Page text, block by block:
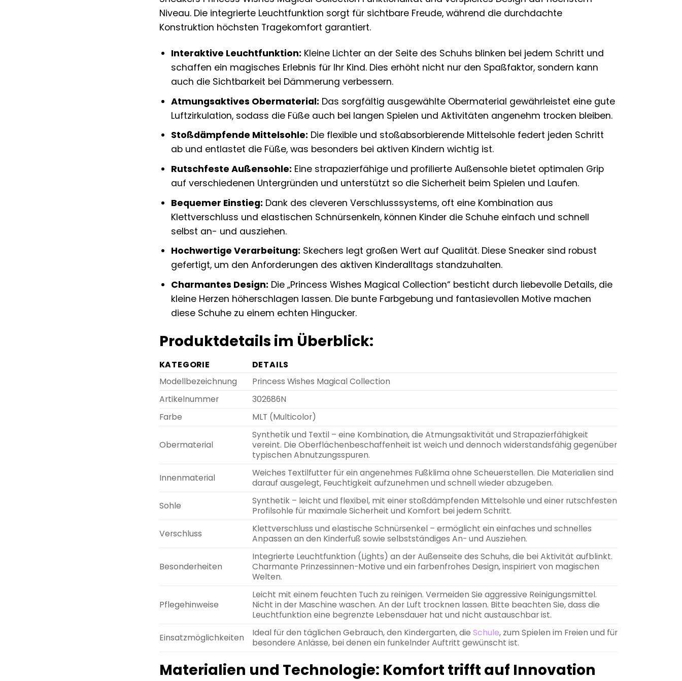
Niveau. Die integrierte Leuchtfunktion sorgt für sichtbare Freude, während die durchdachte
Konstruktion höchsten Tragekomfort garantiert.
Interaktive Leuchtfunktion: Kleine Lichter an der Seite des Schuhs blinken bei jedem Schritt und
schaffen ein magisches Erlebnis für Ihr Kind. Dies erhöht nicht nur den Spaßfaktor, sondern kann
auch die Sichtbarkeit bei Dämmerung verbessern.
Atmungsaktives Obermaterial: Das sorgfältig ausgewählte Obermaterial gewährleistet eine gute
Luftzirkulation, sodass die Füße auch bei langen Spielen und Aktivitäten angenehm trocken bleiben.
Stoßdämpfende Mittelsohle: Die flexible und stoßabsorbierende Mittelsohle federt jeden Schritt
ab und entlastet die Füße, was besonders bei aktiven Kindern wichtig ist.
Rutschfeste Außensohle: Eine strapazierfähige und profilierte Außensohle bietet optimalen Grip
auf verschiedenen Untergründen und unterstützt so die Sicherheit beim Spielen und Laufen.
Bequemer Einstieg: Dank des cleveren Verschlusssystems, oft eine Kombination aus
Klettverschluss und elastischen Schnürsenkeln, können Kinder die Schuhe einfach und schnell
selbst an- und ausziehen.
Hochwertige Verarbeitung: Skechers legt großen Wert auf Qualität. Diese Sneaker sind robust
gefertigt, um den Anforderungen des aktiven Kinderalltags standzuhalten.
Charmantes Design: Die „Princess Wishes Magical Collection“ besticht durch liebevolle Details, die
kleine Herzen höherschlagen lassen. Die bunte Farbgebung und fantasievollen Motive machen
diese Schuhe zu einem echten Hingucker.
Produktdetails im Überblick:
KATEGORIE
DETAILS
Modellbezeichnung
Princess Wishes Magical Collection
Artikelnummer
302686N
Farbe
MLT (Multicolor)
Obermaterial
Synthetik und Textil – eine Kombination, die Atmungsaktivität und Strapazierfähigkeit
vereint. Die Oberflächenbeschaffenheit ist weich und dennoch widerstandsfähig gegenüber
typischen Abnutzungsspuren.
Innenmaterial
Weiches Textilfutter für ein angenehmes Fußklima ohne Scheuerstellen. Die Materialien sind
darauf ausgelegt, Feuchtigkeit aufzunehmen und schnell wieder abzugeben.
Sohle
Synthetik – leicht und flexibel, mit einer stoßdämpfenden Mittelsohle und einer rutschfesten
Profilsohle für maximale Sicherheit und Komfort bei jedem Schritt.
Verschluss
Klettverschluss und elastische Schnürsenkel – ermöglicht ein einfaches und schnelles
Anpassen an den Kinderfuß sowie selbstständiges An- und Ausziehen.
Besonderheiten
Integrierte Leuchtfunktion (Lights) an der Außenseite des Schuhs, die bei Aktivität aufblinkt.
Charmante Prinzessinnen-Motive und ein farbenfrohes Design, inspiriert von magischen
Welten.
Pflegehinweise
Leicht mit einem feuchten Tuch zu reinigen. Vermeiden Sie aggressive Reinigungsmittel.
Nicht in der Maschine waschen. An der Luft trocknen lassen. Bitte beachten Sie, dass die
Leuchtfunktion eine begrenzte Lebensdauer hat und nicht austauschbar ist.
Einsatzmöglichkeiten
Ideal für den täglichen Gebrauch, den Kindergarten, die Schule, zum Spielen im Freien und für
besondere Anlässe, bei denen ein funkelnder Auftritt gewünscht ist.
Materialien und Technologie: Komfort trifft auf Innovation